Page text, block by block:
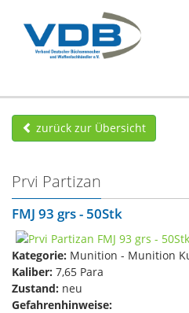
zurück zur Übersicht
Prvi Partizan
FMJ 93 grs - 50Stk
Kategorie: Munition - Munition
Kaliber: 7,65 Para
Zustand: neu
Gefahrenhinweise: